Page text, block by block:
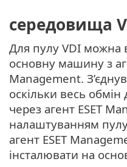
середовища
Для пулу VDI можна
основну машину з
Management.
оскільки весь
через агент ESET
налаштуванням
агент ESET
інсталювати на